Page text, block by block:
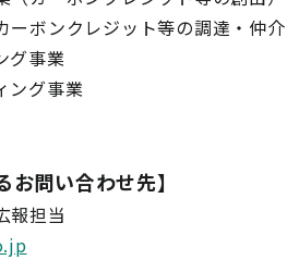
ーボンクレジット等の調達・仲介
グ事業
ング事業
お問い合わせ先】
報担当